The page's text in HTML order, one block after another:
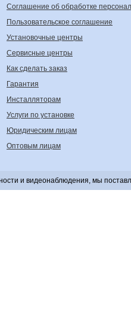
Соглашение об обработке
Пользовательское соглашение
Установочные центры
Сервисные центры
Как сделать заказ
Гарантия
Инсталляторам
Услуги по установке
Юридическим лицам
Оптовым лицам
и видеонаблюдения, мы